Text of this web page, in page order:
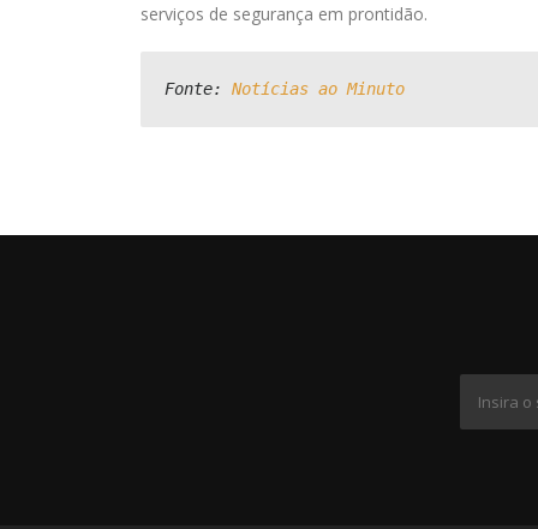
serviços de segurança em prontidão.
Fonte: Notícias ao Minuto